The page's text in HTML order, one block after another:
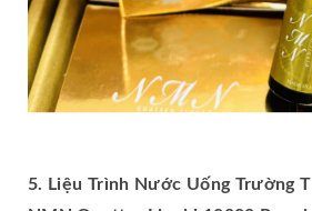
5. Liệu Trình Nước Uống Trường